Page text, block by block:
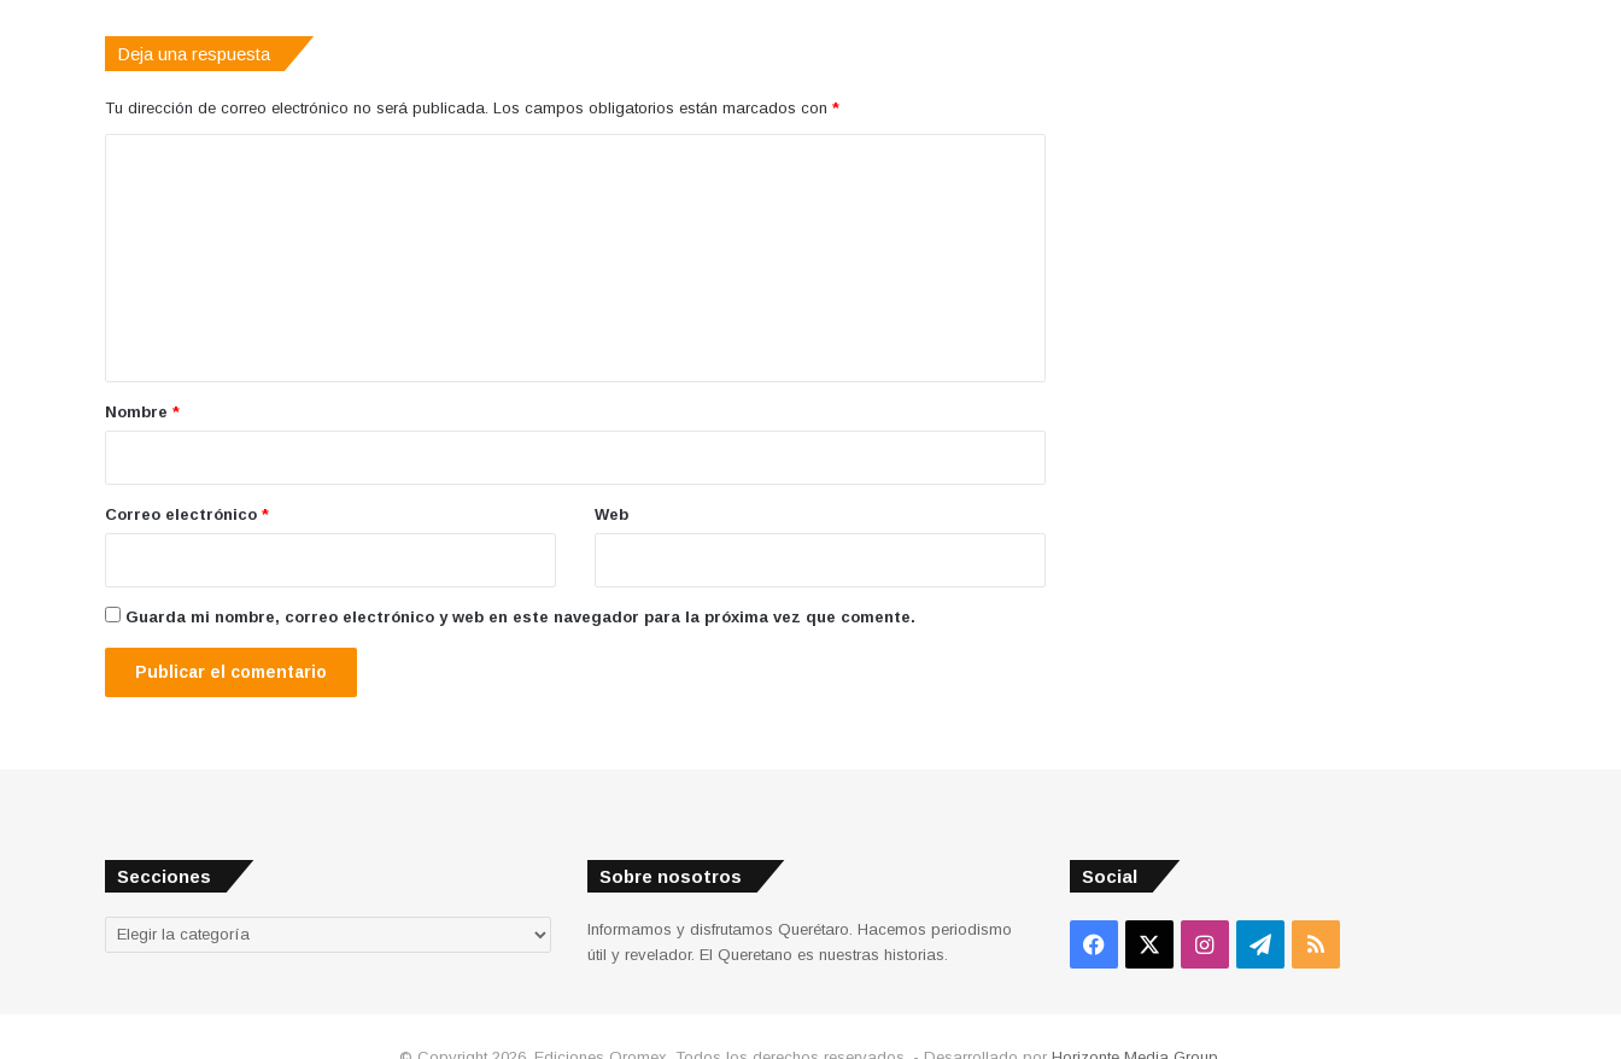
Deja una respuesta
Tu dirección de correo electrónico no será publicada. Los campos obligatorios están marcados con *
r
*
Nombre *
Correo electrónico * Web
Guarda mi nombre, correo electrónico y web en este navegador para la próxima vez que comente.
Secciones
Secciones
Sobre nosotros
Informamos y disfrutamos Querétaro. Hacemos periodismo
útil y revelador. El Queretano es nuestras historias.
Social
Facebook InstagramTelegram
RSS